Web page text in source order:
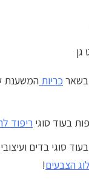
בשאר כריות המשענת
בעוד סוגי ריפוד
סוגי בדים
הצבעים!